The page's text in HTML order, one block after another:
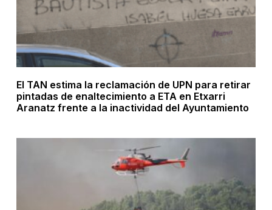
El TAN estima la reclamación de UPN para retirar
pintadas de enaltecimiento a ETA en Etxarri
Aranatz frente a la inactividad del Ayuntamiento